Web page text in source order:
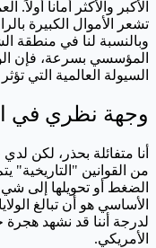
الأكبر والأكثر أماناً أولاً.
تشعر الأموال الكبيرة
وبالنسبة لنا في منطقة
المؤسسي بسرعة، فإن
السيولة العالمية التي
وجهة نظري في
أنا متفائلة بحذر، لكن
من القوانين
الضغط أو تحويلها إلى
الأساسي هو أن تبالغ
لدرجة أننا قد نشهد
الأمريكي.